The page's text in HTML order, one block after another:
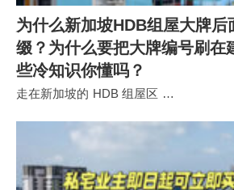
为什么新加坡HDB组屋大牌后
缀？为什么要把大牌编号刷在
些冷知识你懂吗？
走在新加坡的 HDB 组屋区 …